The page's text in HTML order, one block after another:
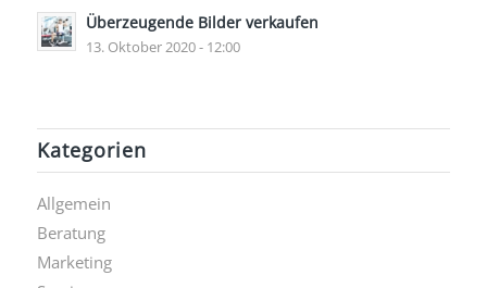
Überzeugende Bilder verkaufen
13. Oktober 2020 - 12:00
Kategorien
Allgemein
Beratung
Marketing